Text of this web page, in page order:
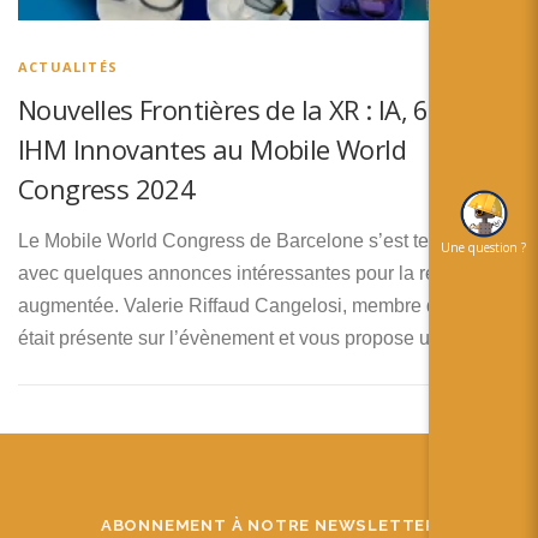
Español
ACTUALITÉS
Nouvelles Frontières de la XR : IA, 6G et
IHM Innovantes au Mobile World
Congress 2024
Le Mobile World Congress de Barcelone s’est terminé
avec quelques annonces intéressantes pour la réalité
augmentée. Valerie Riffaud Cangelosi, membre de RA’pro,
était présente sur l’évènement et vous propose une …
ABONNEMENT À NOTRE NEWSLETTER
Une question ?